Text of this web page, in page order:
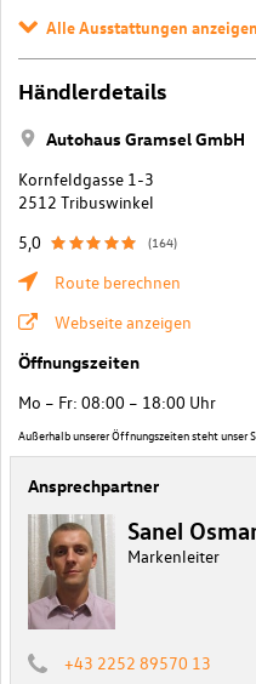
Alle Ausstattungen anzeigen
Händlerdetails
Autohaus Gramsel GmbH
Kornfeldgasse 1-3
2512 Tribuswinkel
5,0
(164)
Route berechnen
Webseite anzeigen
Öffnungszeiten
Mo – Fr: 08:00 – 18:00 Uhr
Außerhalb unserer Öffnungszeiten steht unser
Ansprechpartner
Sanel
Markenleiter
+43 2252 89570 13